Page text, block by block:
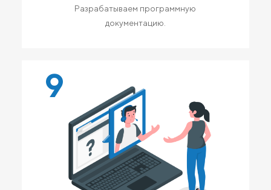
Разрабатываем программную
документацию.
9